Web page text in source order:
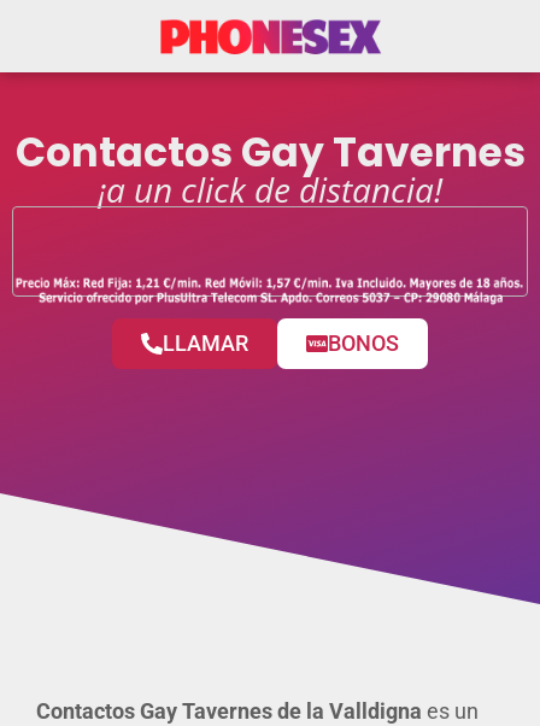
Contactos Gay Tavernes
¡a un click de distancia!
LLAMAR BONOS
Contactos Gay Tavernes de la Valldigna es un